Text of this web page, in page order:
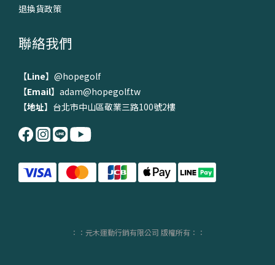
退換貨政策
聯絡我們
【Line】 @hopegolf
【Email】adam@hopegolf.tw
【地址】台北市中山區敬業三路100號2樓
：：元木運動行銷有限公司 版權所有：：